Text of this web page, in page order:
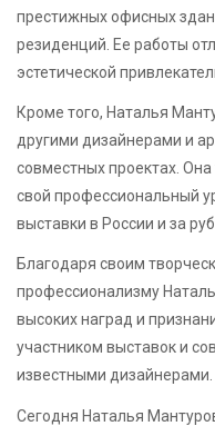
престижных офисных
резиденций. Ее работы
эстетической
Кроме того, Наталья
другими дизайнерами и
совместных проектах.
свой профессиональный
выставки в России и за
Благодаря своим
профессионализму
высоких наград и
участником выставок и
известными дизайнерами.
Сегодня Наталья